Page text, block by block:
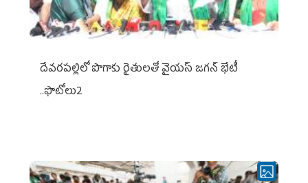
దేవరపల్లిలో పొగాకు రైతులతో వైయస్ జగన్ భేటీ
..ఫొటోలు2